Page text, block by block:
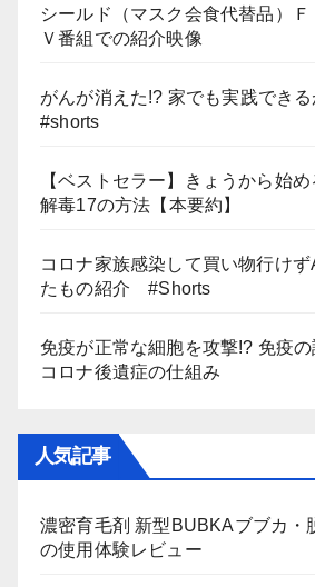
シールド（マスク会食代替品）Ｆ
Ｖ番組での紹介映像
がんが消えた!? 家でも実践でき
#shorts
【ベストセラー】きょうから始
解毒17の方法【本要約】
コロナ家族感染して買い物行け
たもの紹介 #Shorts
免疫が正常な細胞を攻撃!? 免疫
コロナ後遺症の仕組み
人気記事
濃密育毛剤 新型BUBKAブブカ・
の使用体験レビュー